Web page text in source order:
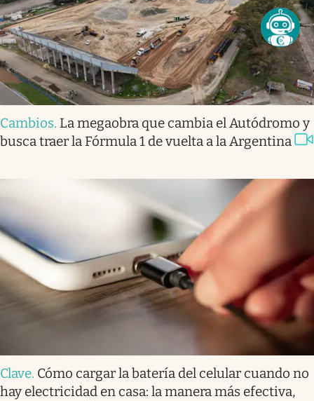
Cambios. La megaobra que cambia el Autódromo y
busca traer la Fórmula 1 de vuelta a la Argentina
Clave. Cómo cargar la batería del celular cuando no
hay electricidad en casa: la manera más efectiva,